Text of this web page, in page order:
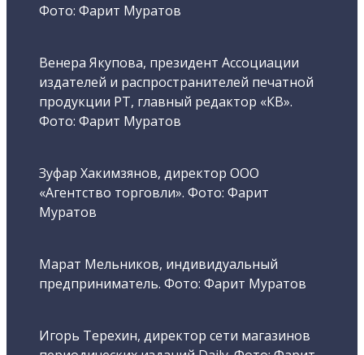
Фото: Фарит Муратов
Венера Якупова, президент Ассоциации
издателей и распространителей печатной
продукции PT, главный редактор «КВ».
Фото: Фарит Муратов
Зуфар Хакимзянов, директор ООО
«Агентство торговли». Фото: Фарит
Муратов
Марат Мельников, индивидуальный
предприниматель. Фото: Фарит Муратов
Игорь Терехин, директор сети магазинов